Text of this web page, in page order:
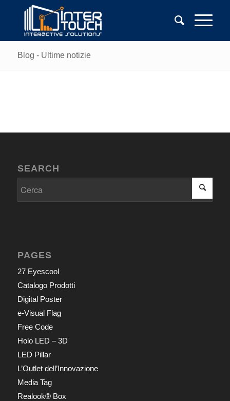
Blog - Ultime notizie
SEARCH
PAGES
27 Eyescool
Catalogo Prodotti
Digital Poster
e-Visual Flag
Free Code
Holo LED – 3D
LED Pillar
L’Outlet dell’Innovazione
Media Tag
Realook® Box